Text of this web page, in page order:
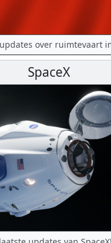
over ruimtevaart
SpaceX